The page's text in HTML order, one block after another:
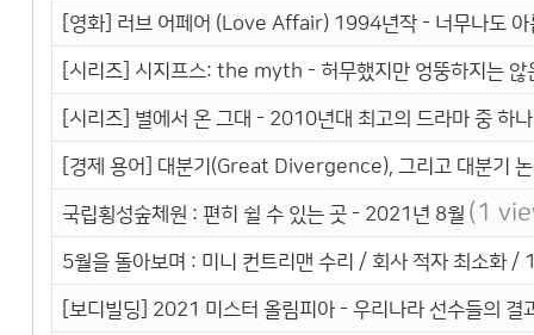
[영화] 러브 어페어 (Love Affair) 1994년작 - 너무나도 아
[시리즈] 시지프스: the myth - 허무했지만 엉뚱하지는 않
[시리즈] 별에서 온 그대 - 2010년대 최고의 드라마 중 하나
[경제 용어] 대분기(Great Divergence), 그리고 대분기
국립횡성숲체원 : 편히 쉴 수 있는 곳 - 2021년 8월 (1
5월을 돌아보며 : 미니 컨트리맨 수리 / 회사 적자 최소화
[보디빌딩] 2021 미스터 올림피아 - 우리나라 선수들의 결